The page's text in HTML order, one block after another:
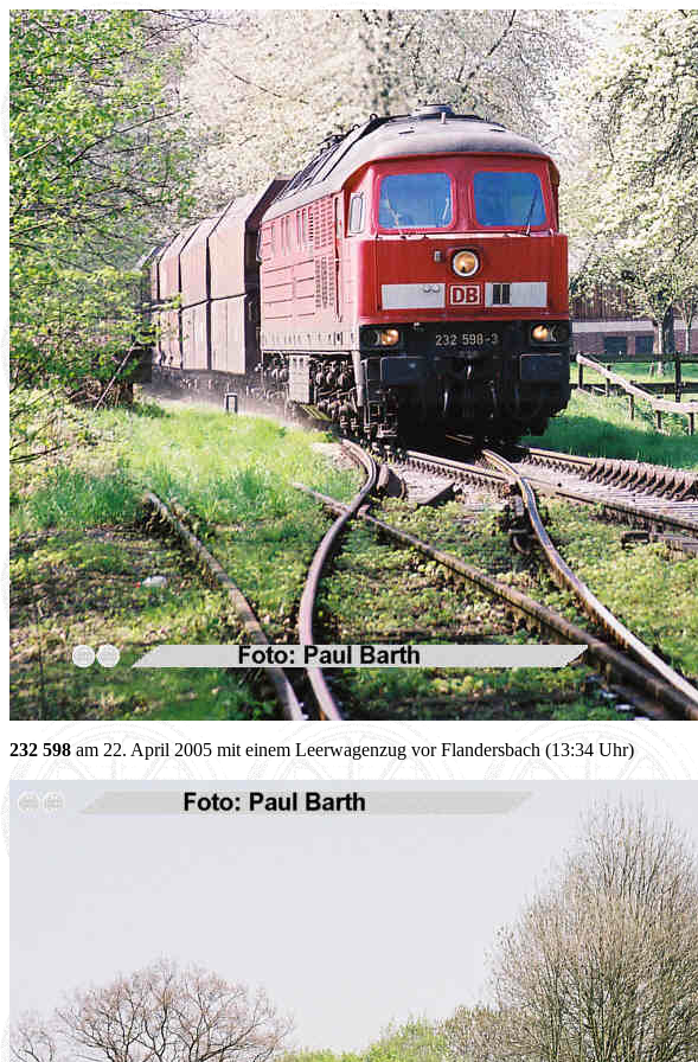
232 598 am 22. April 2005 mit einem Leerwagenzug vor Flandersbach (13:34 Uhr)